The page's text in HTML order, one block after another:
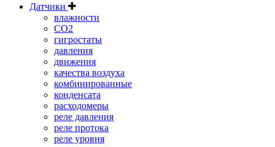
Датчики
влажности
CO2
гигростаты
давления
движения
качества воздуха
комбинированные
конденсата
расходомеры
реле давления
реле протока
реле уровня